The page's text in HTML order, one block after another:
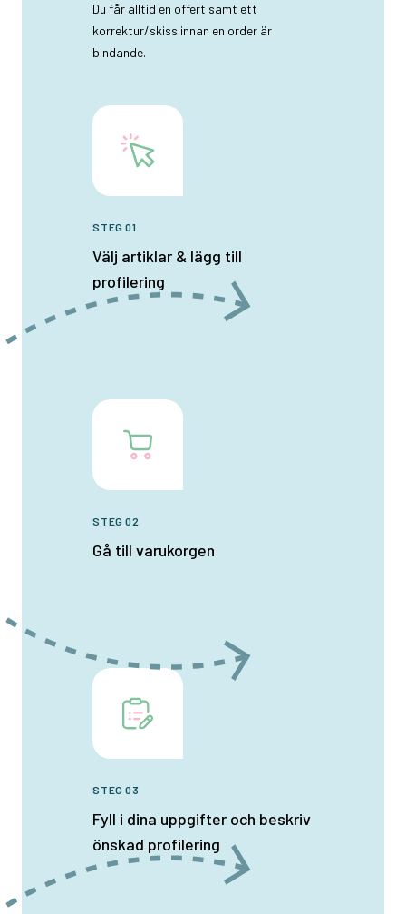
Du får alltid en offert samt ett
korrektur/skiss innan en order är
bindande.
STEG 01
Välj artiklar & lägg till
profilering
STEG 02
Gå till varukorgen
STEG 03
Fyll i dina uppgifter och beskriv
önskad profilering